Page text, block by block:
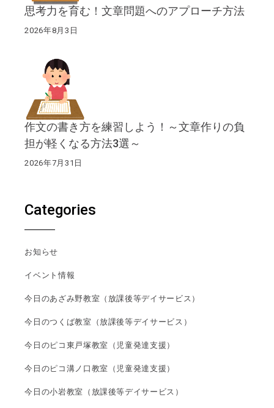
思考力を育む！文章問題へのアプローチ方法
2026年8月3日
作文の書き方を練習しよう！～文章作りの負
担が軽くなる方法3選～
2026年7月31日
Categories
お知らせ
イベント情報
今日のあざみ野教室（放課後等デイサービス）
今日のつくば教室（放課後等デイサービス）
今日のピコ東戸塚教室（児童発達支援）
今日のピコ溝ノ口教室（児童発達支援）
今日の小岩教室（放課後等デイサービス）